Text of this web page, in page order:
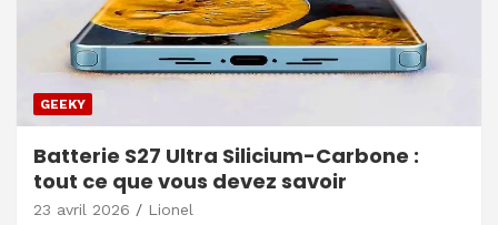
GEEKY
Batterie S27 Ultra Silicium-Carbone :
tout ce que vous devez savoir
23 avril 2026 Lionel